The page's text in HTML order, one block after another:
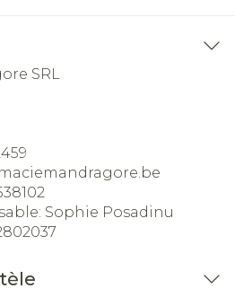
SRL
Sophie Posadinu